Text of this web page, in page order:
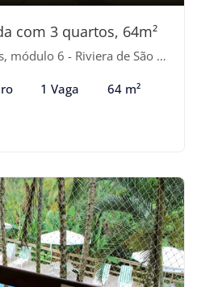
com 3 quartos, 64m²
- Riviera de São Lourenço, Bertioga-SP
1 Vaga 64 m²